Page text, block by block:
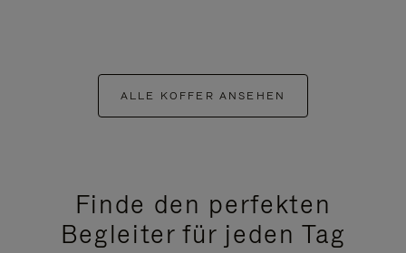
ALLE KOFFER ANSEHEN
Finde den perfekten
Begleiter für jeden Tag